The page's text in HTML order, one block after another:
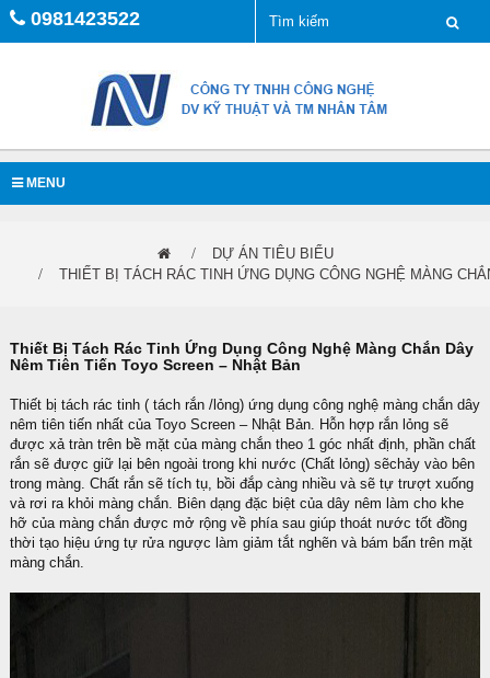
0981423522
MENU
DỰ ÁN TIÊU BIỂU
THIẾT BỊ TÁCH RÁC TINH ỨNG DỤNG CÔNG NGHỆ MÀNG
Thiết Bị Tách Rác Tinh Ứng Dụng Công Nghệ Màng Chắn Dây
Nêm Tiên Tiến Toyo Screen – Nhật Bản
Thiết bị tách rác tinh ( tách rắn /lỏng) ứng dụng công nghệ màng chắn dây
nêm tiên tiến nhất của Toyo Screen – Nhật Bản. Hỗn hợp rắn lỏng sẽ
được xả tràn trên bề mặt của màng chắn theo 1 góc nhất định, phần chất
rắn sẽ được giữ lại bên ngoài trong khi nước (Chất lỏng) sẽchảy vào bên
trong màng. Chất rắn sẽ tích tụ, bồi đắp càng nhiều và sẽ tự trượt xuống
và rơi ra khỏi màng chắn. Biên dạng đặc biệt của dây nêm làm cho khe
hỡ của màng chắn được mở rộng về phía sau giúp thoát nước tốt đồng
thời tạo hiệu ứng tự rửa ngược làm giảm tắt nghẽn và bám bẩn trên mặt
màng chắn.